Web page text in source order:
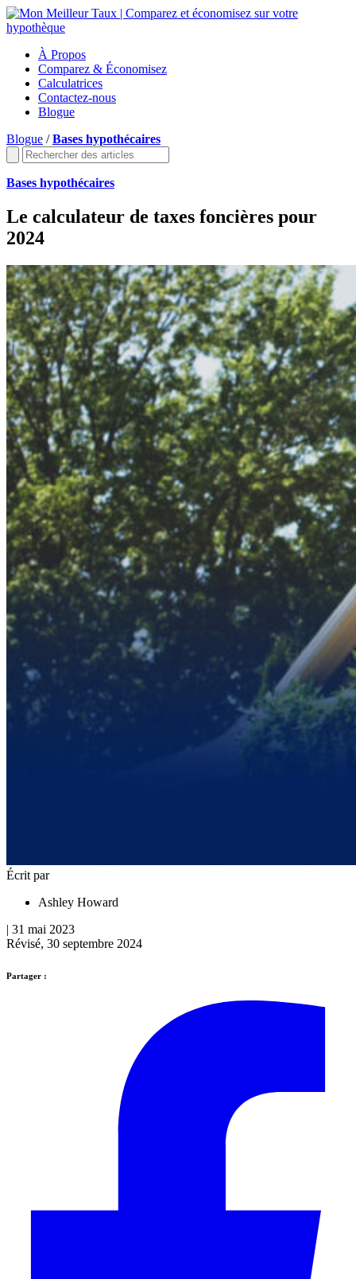
À Propos
Comparez & Économisez
Calculatrices
Contactez-nous
Blogue
Blogue /Bases hypothécaires
Bases hypothécaires
Le calculateur de taxes foncières pour
2024
Écrit par
Ashley Howard
| 31 mai 2023
Révisé, 30 septembre 2024
Partager :